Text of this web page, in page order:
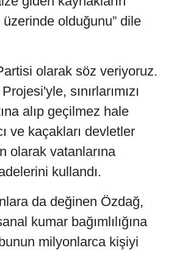
üzerinde olduğunu” dile
olarak söz veriyoruz.
sınırlarımızı
alıp geçilmez hale
ve kaçakları devletler
olarak vatanlarına
kullandı.
da değinen Özdağ,
kumar bağımlılığına
milyonlarca kişiyi